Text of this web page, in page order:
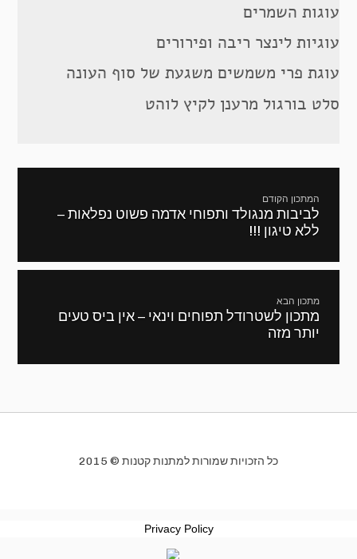
עוגות השמרים
עוגיות לינצר ריבה ופירורים
עוגת פרי משמשים משגעת של סוף העונה
סלט בורגול מרענן לקיץ לוהט
המתכון הקודם
מתכון
קודם:
לביבות מנגולד ותפוחי אדמה פשוט נפלאות –
ללא טיגון !!!
מתכון הבא
המתכון
הבא:
מתכון לשטרודל תפוחים וינאי – אין ביס טעים
יותר מזה
כל הזכויות שמורות למתנות קטנות © 2015
Privacy Policy